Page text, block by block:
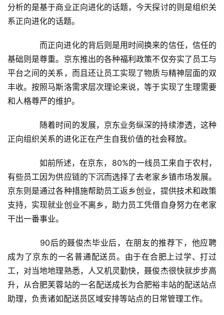
分析的是基于商业正向进化的话题，今天探讨的则是组织关
系正向进化的话题。
而正向进化的背后则是用时间换来的信任，信任的
基础则是尊重。京东推出的各种福利政策不仅夯实了员工与
平台之间的关系，而且还让员工实现了物质与精神层面的双
丰收。按照马斯洛需求层次理论来说，等于实现了生理需要
和人格尊严的维护。
随着时间的发展，京东业务纵深的持续渗透，这种
正向组织关系的进化正在产生自我价值的社会释放。
如前所述，在京东，80%的一线员工来自于农村，
有些员工因为供应链的下沉而选择了去老家乡镇市场发展。
京东则是通过各种措施帮助员工返乡创业，提供技术和政策
支持，实现就业创业不离乡，助力员工凭借自身努力在老家
干出一番事业。
90后的聂俊杰毕业后，在朋友的推荐下，他应聘
成为了京东的一名普通配送员。由于在合肥上过学、打过
工，对当地地理熟悉，人又机灵勤快，聂俊杰很快就步步高
升，从合肥芙蓉站的一名配送成长为合肥裕丰站的配送站点
助理，负责诸如配送员区域安排等站点的日常管理工作。